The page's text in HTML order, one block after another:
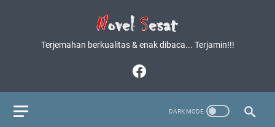
Terjemahan berkualitas & enak dibaca... Terjamin!!!